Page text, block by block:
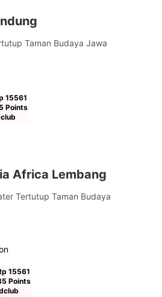
Taman Budaya Jawa
15561
Points
Africa Lembang
Tertutup Taman Budaya
15561
Points